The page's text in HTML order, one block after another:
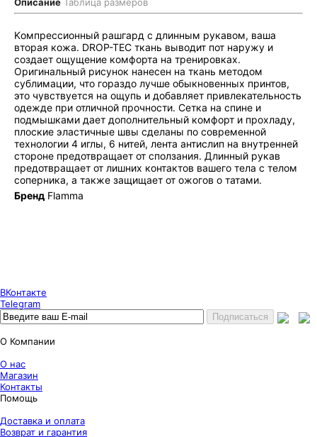
Kомпрессионный рашгард с длинным рукавом, ваша
вторая кожа. DROP-TEC ткань выводит пот наружу и
создает ощущение комфорта на тренировках.
Оригинальный рисунок нанесен на ткань методом
сублимации, что гораздо лучше обыкновенных принтов,
это чувствуется на ощупь и добавляет привлекательность
одежде при отличной прочности. Сетка на спине и
подмышками дает дополнительный комфорт и прохладу,
плоские эластичные швы сделаны по современной
технологии 4 иглы, 6 нитей, лента антислип на внутренней
стороне предотвращает от сползания. Длинный рукав
предотвращает от лишних контактов вашего тела с телом
соперника, а также защищает от ожогов о татами.
Бренд Flamma
ВКонтакте
Telegram
О Компании
О нас
Магазин
Контакты
Помощь
Доставка и оплата
Возврат и гарантия